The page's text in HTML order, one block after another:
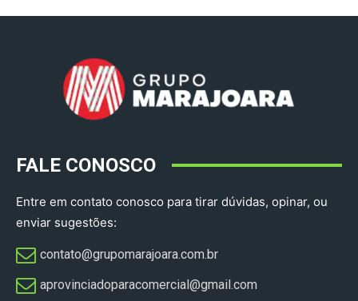
FALE CONOSCO
Entre em contato conosco para tirar dúvidas, opinar, ou
enviar sugestões:
contato@grupomarajoara.com.br
aprovinciadoparacomercial@gmail.com​